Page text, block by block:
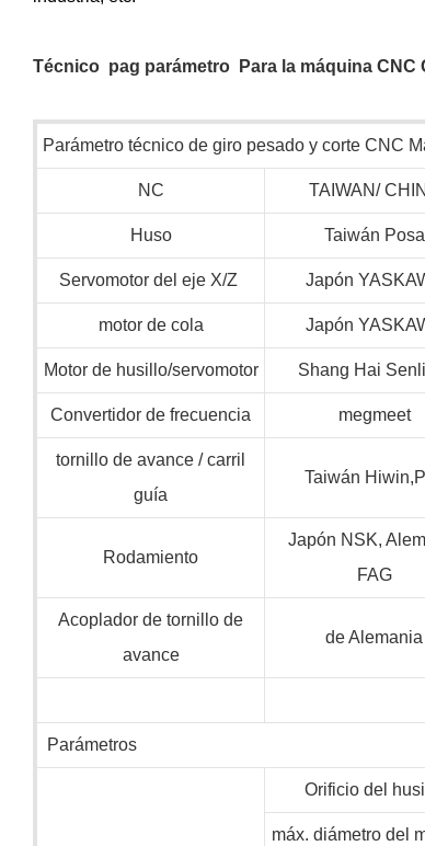
Técnico pag parámetro Para la máquina
Parámetro técnico de giro pesado y corte CNC
NC TAIWAN/
Huso Taiwán Posa
Servomotor del eje X/Z Japón
motor de cola Japón
Motor de husillo/servomotor Shang Hai
Convertidor de frecuencia megmeet
tornillo de avance / carril
guía
Taiwán
Rodamiento
Japón NSK,
FAG
Acoplador de tornillo de
avance
de Alemania
Parámetros
Orificio del
máx. diámetro del